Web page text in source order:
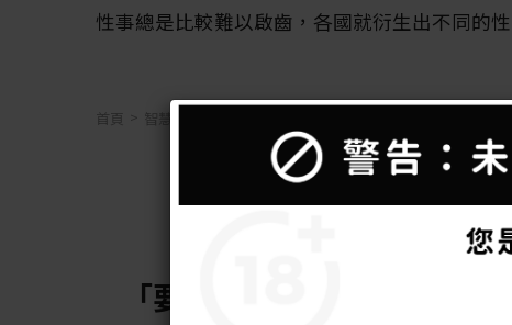
性事總是比較難以啟齒，各國就衍生出不同的
首頁 智慧生活
「要不要買可樂？」